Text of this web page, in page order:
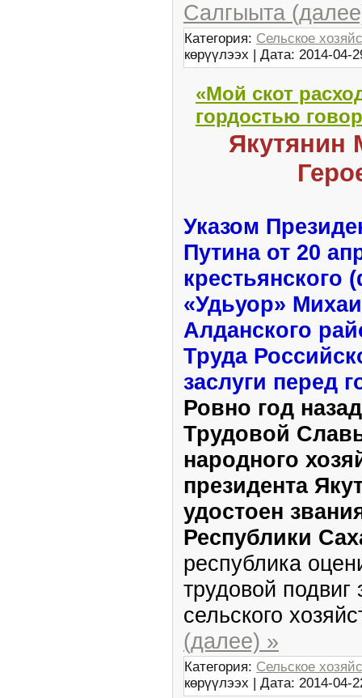
Салгыыта
Категория: Сельское
көрүүлээх | Дата: 2014-04-
«Мой скот
гордостью
Якутянин
Указом
Путина от 20
крестьянского
«Удьуор»
Алданского
Труда
заслуги перед
Ровно год
Трудовой
народного
президента
удостоен
Республики
республика
трудовой подвиг
сельского
(далее) »
Категория: Сельское
көрүүлээх | Дата: 2014-04-